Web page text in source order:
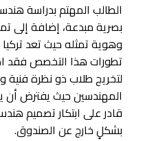
الطالب المهتم بدراسة
بصرية مبدعة، إضافة إلى
وهوية تمثله حيث تعد
تطورات هذا التخصص فقد
لتخريج طلاب ذو نظرة فنية
المهندسين حيث يفترض
قادر على ابتكار تصميم
بشكلٍ خارج عن الصندوق.